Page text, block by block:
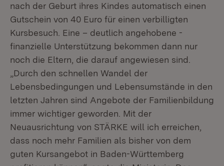
nach der Geburt ihres Kindes automatisch einen
Gutschein von 40 Euro für einen verbilligten
Kursbesuch. Eine – deutlich angehobene -
finanzielle Unterstützung bekommen dann nur
noch die Eltern, die darauf angewiesen sind.
„Durch den schnellen Wandel der
Lebensbedingungen und Lebensumstände in den
letzten Jahren sind Angebote der Familienbildung
immer wichtiger geworden. Mit der
Neuausrichtung von STÄRKE will ich erreichen,
dass noch mehr Familien als bisher von dem
guten Kursangebot in Baden-Württemberg